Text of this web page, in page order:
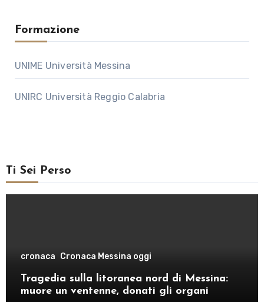
Formazione
UNIME Università Messina
UNIRC Università Reggio Calabria
Ti Sei Perso
cronaca Cronaca Messina oggi
Tragedia sulla litoranea nord di Messina:
muore un ventenne, donati gli organi